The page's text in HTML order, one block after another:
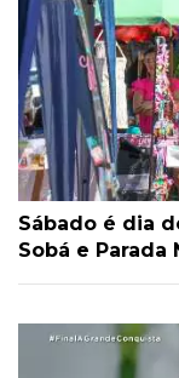
Sábado é dia
Sobá e Parada